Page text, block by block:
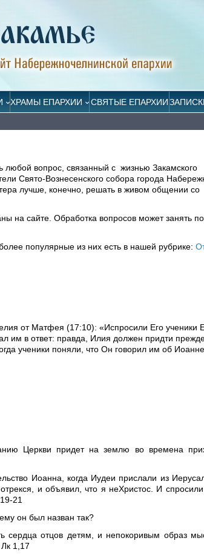
ХРАМЫ ЕПАРХИИ СВЯТЫЕ ЕПАРХИИ
любой вопрос, связанный с жизнью Закамского
Свято-Вознесенского собора города
лучше, конечно, решать в живом общении со
на сайте. Обработка вопросов может занять по
популярные из них есть в нашей рубрике:
от Матфея (17:10): «Испросили Его ученики
им в ответ: правда, Илия должен придти
ученики поняли, что Он говорил им об Иоанне
Церкви придет на землю во времена
Иоанна, когда Иудеи прислали из
и объявил, что я неХристос. И спросили
21
он был назван так?
сердца отцов детям, и непокоривым образ
1,17